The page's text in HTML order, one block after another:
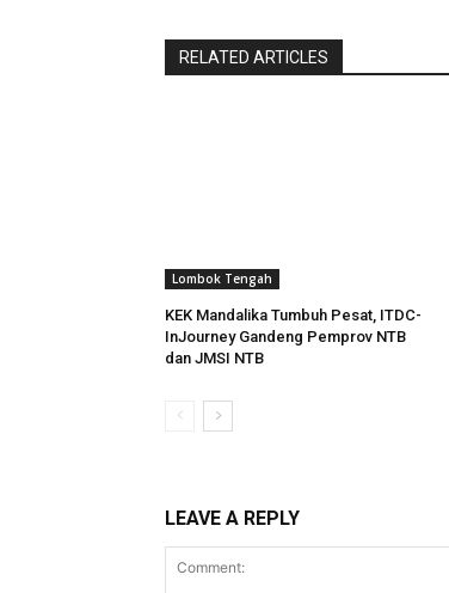
RELATED ARTICLES
Lombok Tengah
KEK Mandalika Tumbuh Pesat, ITDC-
InJourney Gandeng Pemprov NTB
dan JMSI NTB
LEAVE A REPLY